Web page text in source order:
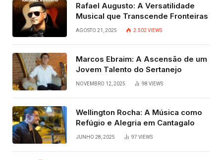
Rafael Augusto: A Versatilidade
Musical que Transcende Fronteiras
AGOSTO 21, 2025 2.502 VIEWS
Marcos Ebraim: A Ascensão de um
Jovem Talento do Sertanejo
NOVEMBRO 12, 2025 98 VIEWS
Wellington Rocha: A Música como
Refúgio e Alegria em Cantagalo
JUNHO 28, 2025 97 VIEWS